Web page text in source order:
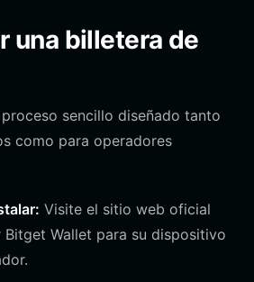
una billetera de
sencillo diseñado tanto
como para operadores
Visite el sitio web oficial
Bitget Wallet para su dispositivo